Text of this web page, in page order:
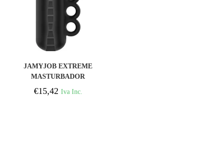
JAMYJOB EXTREME
MASTURBADOR
TENSEK 5 NEGRO
€15,42 Iva Inc.